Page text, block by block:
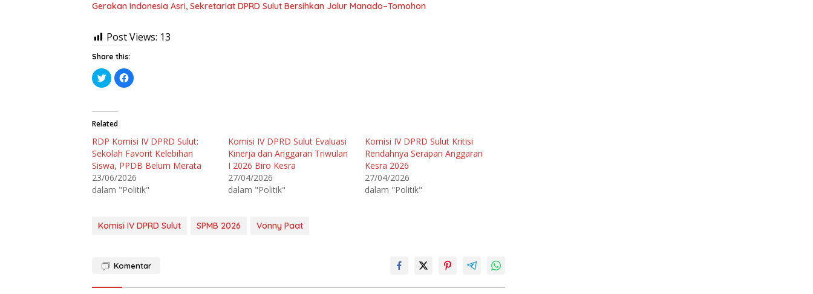
Gerakan Indonesia Asri, Sekretariat DPRD Sulut Bersihkan Jalur Manado–Tomohon
Post Views: 13
Share this:
K
l
n
t
u
b
r
b
a
g
p
w
r
(
e
K
l
m
e
m
b
a
g
k
i
F
o
o
(
Related
RDP Komisi IV DPRD Sulut:
Sekolah Favorit Kelebihan
Siswa, PPDB Belum Merata
23/06/2026
dalam "Politik"
Komisi IV DPRD Sulut Evaluasi
Kinerja dan Anggaran Triwulan
I 2026 Biro Kesra
27/04/2026
dalam "Politik"
Komisi IV DPRD Sulut Kritisi
Rendahnya Serapan Anggaran
Kesra 2026
27/04/2026
dalam "Politik"
Komisi IV DPRD Sulut SPMB 2026 Vonny Paat
Komentar